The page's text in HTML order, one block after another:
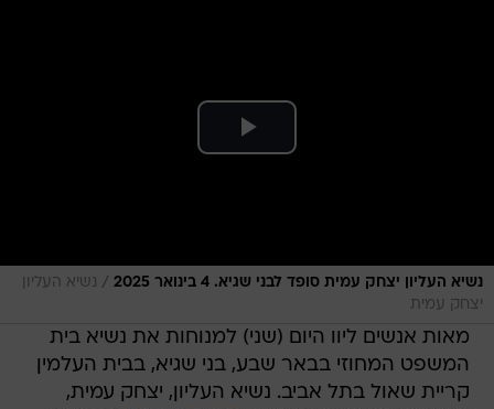
נשיא העליון יצחק עמית סופד לבני שגיא. 4 בינואר 2025 / נשיא העליון
יצחק עמית
מאות אנשים ליוו היום (שני) למנוחות את נשיא בית
המשפט המחוזי בבאר שבע, בני שגיא, בבית העלמין
קריית שאול בתל אביב. נשיא העליון, יצחק עמית,